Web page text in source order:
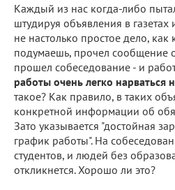
Каждый из нас когда-либо
штудируя объявления в газетах
не настолько простое дело, как
подумаешь, прочел сообщение
прошел собеседование - и
работы очень легко нарваться
такое? Как правило, в таких
конкретной информации об
Зато указывается "достойная
график работы". На
студентов, и людей без
откликнется. Хорошо ли это?